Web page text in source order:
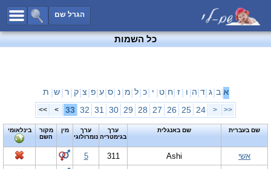
הגרל שם
כל השמות
שמות לבנים
שמות משותפים
שמות נפוצים
שמות נדירים
קטגוריות
מפורסמיםחדש!
כל השמות
א ב ג ד ה ו ז ח ט י כ ל מ נ ס ע פ צ ק ר ש ת
<<
<
24
25
26
27
28
29
30
31
32
33
>
>>
שם בעברית שם באנגלית
ערך
בגימטריה
ערך
נומרולוגי
מין
מקור
השם
בינלאומי
אשי Ashi
311
5